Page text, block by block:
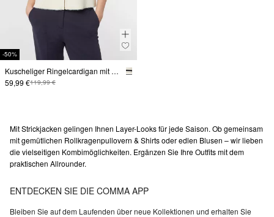
-50%
Kuscheliger Ringelcardigan mit Kapuze
59,99 €119,99 €
Mit Strickjacken gelingen Ihnen Layer-Looks für jede Saison. Ob gemeinsam
mit gemütlichen Rollkragenpullovern & Shirts oder edlen Blusen – wir lieben
die vielseitigen Kombimöglichkeiten. Ergänzen Sie Ihre Outfits mit dem
praktischen Allrounder.
ENTDECKEN SIE DIE COMMA APP
Bleiben Sie auf dem Laufenden über neue Kollektionen und erhalten Sie